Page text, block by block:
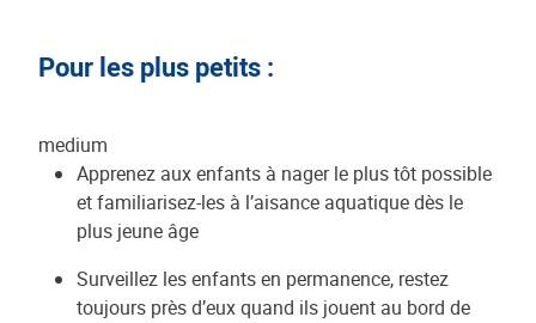
Pour les plus petits :
medium
Apprenez aux enfants à nager le plus tôt possible
et familiarisez-les à l’aisance aquatique dès le
plus jeune âge
Surveillez les enfants en permanence, restez
toujours près d’eux quand ils jouent au bord de